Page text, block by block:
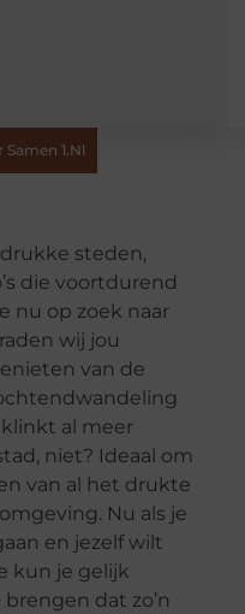
1.nl
steden,
die voortdurend
nu op zoek naar
wij jou
van de
al meer
niet? Ideaal om
van al het drukte
Nu als je
en jezelf wilt
kun je gelijk
dat zo’n